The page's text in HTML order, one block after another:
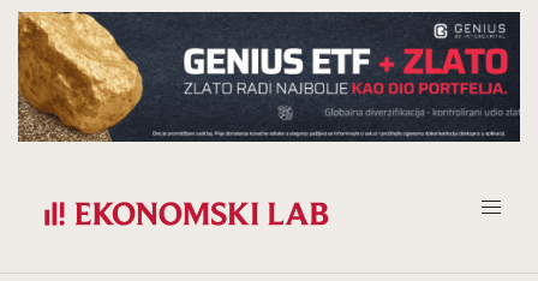
Prijeđi
na
sadržaj